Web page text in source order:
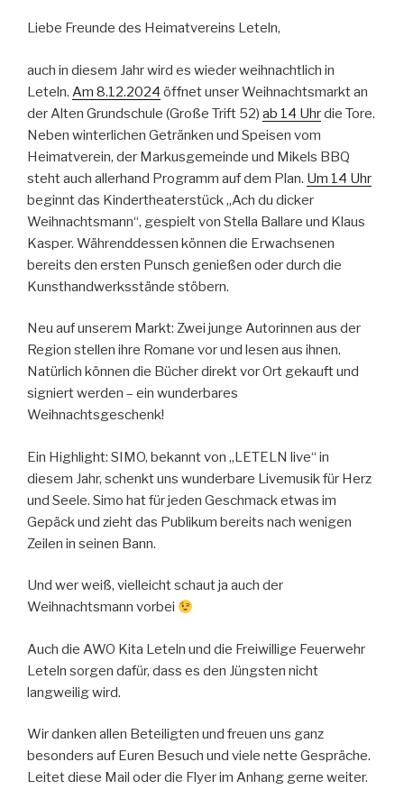
Liebe Freunde des Heimatvereins Leteln,
auch in diesem Jahr wird es wieder weihnachtlich in
Leteln. Am 8.12.2024 öffnet unser Weihnachtsmarkt an
der Alten Grundschule (Große Trift 52) ab 14 Uhrdie Tore.
Neben winterlichen Getränken und Speisen vom
Heimatverein, der Markusgemeinde und Mikels BBQ
steht auch allerhand Programm auf dem Plan. Um 14 Uhr
beginnt das Kindertheaterstück „Ach du dicker
Weihnachtsmann“, gespielt von Stella Ballare und Klaus
Kasper. Währenddessen können die Erwachsenen
bereits den ersten Punsch genießen oder durch die
Kunsthandwerksstände stöbern.
Neu auf unserem Markt: Zwei junge Autorinnen aus der
Region stellen ihre Romane vor und lesen aus ihnen.
Natürlich können die Bücher direkt vor Ort gekauft und
signiert werden – ein wunderbares
Weihnachtsgeschenk!
Ein Highlight: SIMO, bekannt von „LETELN live“ in
diesem Jahr, schenkt uns wunderbare Livemusik für Herz
und Seele. Simo hat für jeden Geschmack etwas im
Gepäck und zieht das Publikum bereits nach wenigen
Zeilen in seinen Bann.
Und wer weiß, vielleicht schaut ja auch der
Weihnachtsmann vorbei
Auch die AWO Kita Leteln und die Freiwillige Feuerwehr
Leteln sorgen dafür, dass es den Jüngsten nicht
langweilig wird.
Wir danken allen Beteiligten und freuen uns ganz
besonders auf Euren Besuch und viele nette Gespräche.
Leitet diese Mail oder die Flyer im Anhang gerne weiter.